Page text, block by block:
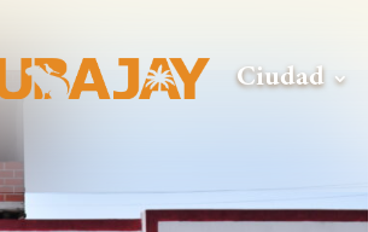
Ciudad